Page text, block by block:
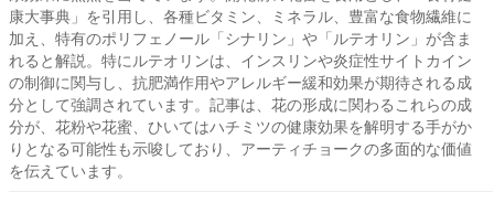
康大事典」を引用し、各種ビタミン、ミネラル、豊富な食物繊維に
加え、特有のポリフェノール「シナリン」や「ルテオリン」が含ま
れると解説。特にルテオリンは、インスリンや炎症性サイトカイン
の制御に関与し、抗肥満作用やアレルギー緩和効果が期待される成
分として強調されています。記事は、花の形成に関わるこれらの成
分が、花粉や花蜜、ひいてはハチミツの健康効果を解明する手がか
りとなる可能性も示唆しており、アーティチョークの多面的な価値
を伝えています。